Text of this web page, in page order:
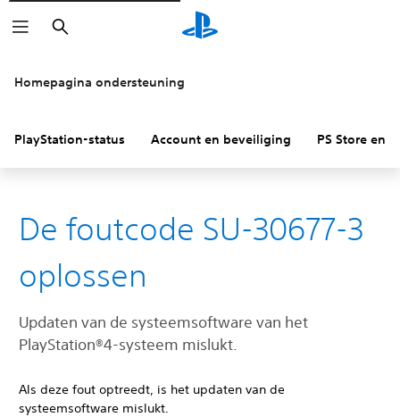
Zoeken
Homepagina ondersteuning
PlayStation-status Account en beveiliging PS Store en
De foutcode SU-30677-3
oplossen
Updaten van de systeemsoftware van het
PlayStation®4-systeem mislukt.
Als deze fout optreedt, is het updaten van de
systeemsoftware mislukt.